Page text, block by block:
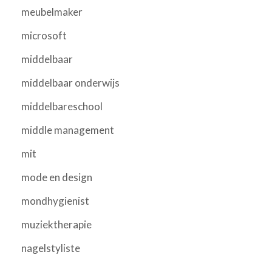
meubelmaker
microsoft
middelbaar
middelbaar onderwijs
middelbareschool
middle management
mit
mode en design
mondhygienist
muziektherapie
nagelstyliste